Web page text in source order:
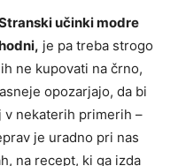
učinki modre
je pa treba strogo
ne kupovati na črno,
opozarjajo, da bi
v nekaterih primerih –
je uradno pri nas
na recept, ki ga izda